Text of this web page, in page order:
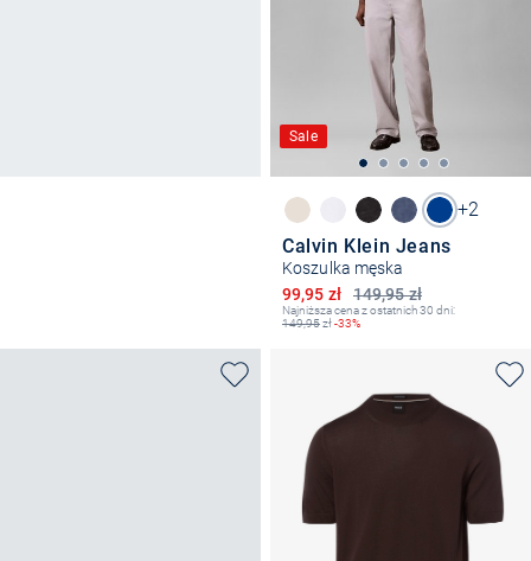
Sale
+2
Calvin Klein Jeans
Koszulka męska
149,95 zł
Obniżona cena
99,95 zł
Najniższa cena z ostatnich 30 dni:
149,95zł-33%